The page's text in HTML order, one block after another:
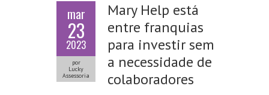
mar
23
2023
por
Lucky
Assessoria
Mary Help está
entre franquias
para investir sem
a necessidade de
colaboradores